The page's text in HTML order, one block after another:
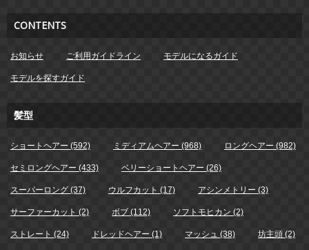
CONTENTS
お知らせ ご利用ガイドライン モデルになるガイド
モデルを探すガイド
髪型
ショートヘアー (592) ミディアムヘアー (968) ロングヘアー (982)
セミロングヘアー (433) ベリーショートヘアー (26)
スーパーロング (37) ウルフカット (17) アシンメトリー (3)
サーファーカット (2) ボブ (112) ソフトモヒカン (2)
ストレート (24) ドレッドヘアー (1) マッシュ (38) 坊主頭 (2)